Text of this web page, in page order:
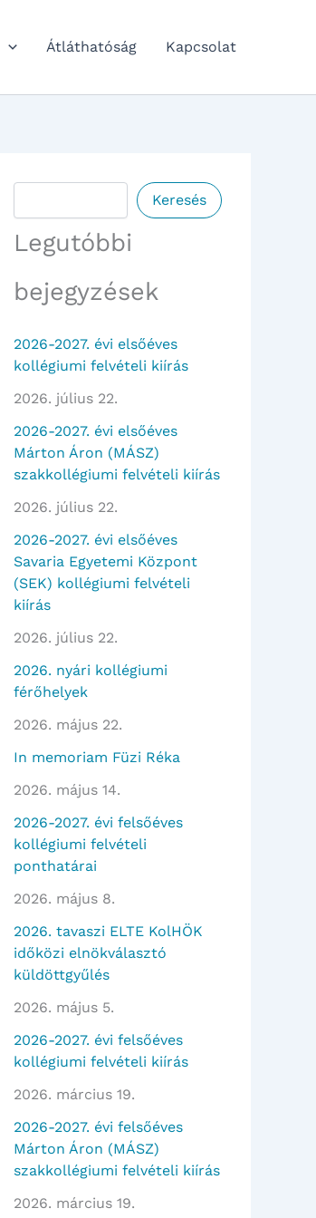
Átláthatóság Kapcsolat
Keresés
Legutóbbi
bejegyzések
2026-2027. évi elsőéves
kollégiumi felvételi kiírás
2026. július 22.
2026-2027. évi elsőéves
Márton Áron (MÁSZ)
szakkollégiumi felvételi kiírás
2026. július 22.
2026-2027. évi elsőéves
Savaria Egyetemi Központ
(SEK) kollégiumi felvételi
kiírás
2026. július 22.
2026. nyári kollégiumi
férőhelyek
2026. május 22.
In memoriam Füzi Réka
2026. május 14.
2026-2027. évi felsőéves
kollégiumi felvételi
ponthatárai
2026. május 8.
2026. tavaszi ELTE KolHÖK
időközi elnökválasztó
küldöttgyűlés
2026. május 5.
2026-2027. évi felsőéves
kollégiumi felvételi kiírás
2026. március 19.
2026-2027. évi felsőéves
Márton Áron (MÁSZ)
szakkollégiumi felvételi kiírás
2026. március 19.